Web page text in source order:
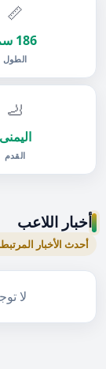
📏
186 سم
الطول
🦶
اليمنى
القدم
أخبار اللاعب
أحدث الأخبار
لا